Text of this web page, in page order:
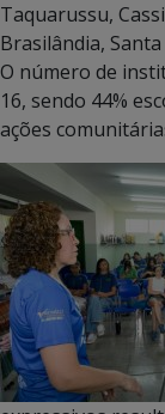
Taquarussu,
Brasilândia,
O número de
16, sendo 44%
ações